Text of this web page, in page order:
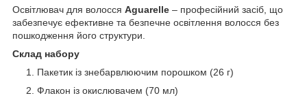
Освітлювач для волосся Aguarelle – професійний засіб, що
забезпечує ефективне та безпечне освітлення волосся без
пошкодження його структури.
Склад набору
Пакетик із знебарвлюючим порошком (26 г)
Флакон із окислювачем (70 мл)